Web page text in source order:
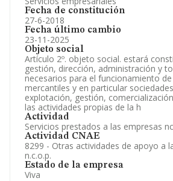
Fecha de constitución
27-6-2018
Fecha último cambio
23-11-2025
Objeto social
Artículo 2º. objeto social. estará
gestión, dirección, administración y
necesarios para el funcionamiento
mercantiles y en particular
explotación, gestión,
las actividades propias de la h
Actividad
Servicios prestados a las empresas
Actividad CNAE
8299 - Otras actividades de apoyo a
n.c.o.p.
Estado de la empresa
Viva